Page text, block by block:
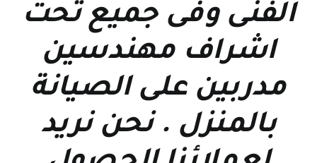
الفنى وفى جميع تحت
اشراف مهندسين
مدربين على الصيانة
بالمنزل . نحن نريد